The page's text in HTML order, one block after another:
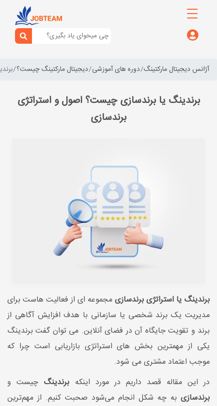
آژانس دیجیتال مارکتینگ دوره های آموزشی دیجیتال مارکتینگ چیست؟
برندینگ یا برندسازی چیست؟ اصول و استراتژی
برندسازی
برندینگ یا استراتژی برندسازیمجموعه ای از فعالیت هاست برای
مدیریت یک برند شخصی یا سازمانی با هدف افزایش آگاهی از
برند و تقویت جایگاه آن در فضای آنلاین. می توان گفت برندینگ
یکی از مهمترین بخش های استراتژی بازاریابی است چرا که
موجب اعتماد مشتری می شود.
در این مقاله قصد داریم در مورد اینکه برندینگ چیست و
برندسازی به چه شکل انجام می‌شود صحبت کنیم. از مهم‌ترین